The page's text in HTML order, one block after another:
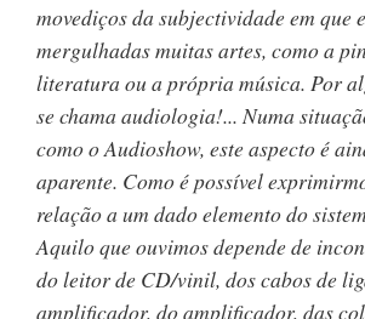
movediços da subjectividade em que
mergulhadas muitas artes, como a
literatura ou a própria música. Por
se chama audiologia!... Numa
como o Audioshow, este aspecto é
aparente. Como é possível
relação a um dado elemento do
Aquilo que ouvimos depende de
do leitor de CD/vinil, dos cabos de
amplificador, do amplificador, das